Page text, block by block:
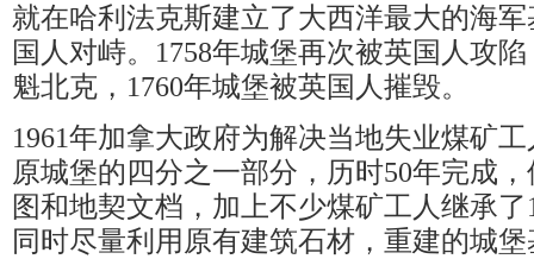
就在哈利法克斯建立了大西洋最大的海
国人对峙。1758年城堡再次被英国人攻
魁北克，1760年城堡被英国人摧毁。
1961年加拿大政府为解决当地失业煤矿
原城堡的四分之一部分，历时50年完成
图和地契文档，加上不少煤矿工人继承
同时尽量利用原有建筑石材，重建的城